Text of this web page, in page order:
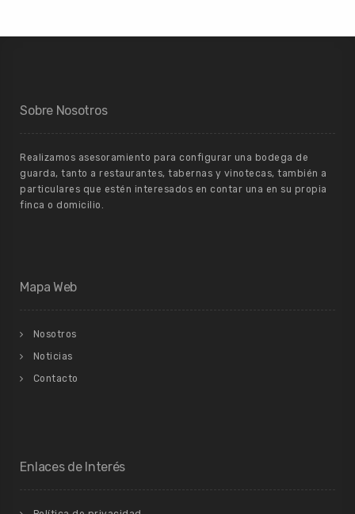
Sobre Nosotros
Realizamos asesoramiento para configurar una bodega de
guarda, tanto a restaurantes, tabernas y vinotecas, también a
particulares que estén interesados en contar una en su propia
finca o domicilio.
Mapa Web
Nosotros
Noticias
Contacto
Enlaces de Interés